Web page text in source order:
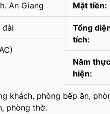
An Giang
đài
Mặt tiền:
Tổng
tích:
Năm thực
hiện:
khách, phòng bếp ăn,
phòng thờ.